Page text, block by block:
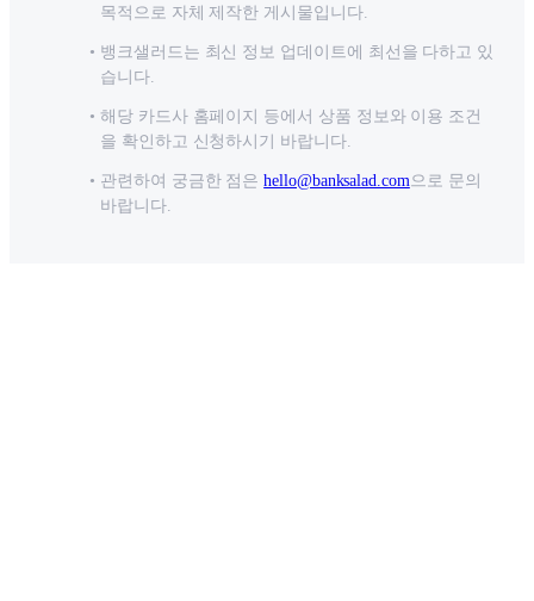
목적으로 자체 제작한 게시물입니다.
뱅크샐러드는 최신 정보 업데이트에 최선을 다하고 있
습니다.
해당 카드사 홈페이지 등에서 상품 정보와 이용 조건
을 확인하고 신청하시기 바랍니다.
관련하여 궁금한 점은 hello@banksalad.com으로 문의
바랍니다.